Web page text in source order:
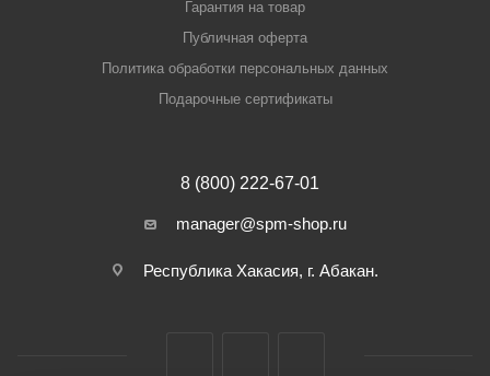
Гарантия на товар
Публичная оферта
Политика обработки персональных данных
Подарочные сертификаты
8 (800) 222-67-01
manager@spm-shop.ru
Республика Хакасия, г. Абакан.